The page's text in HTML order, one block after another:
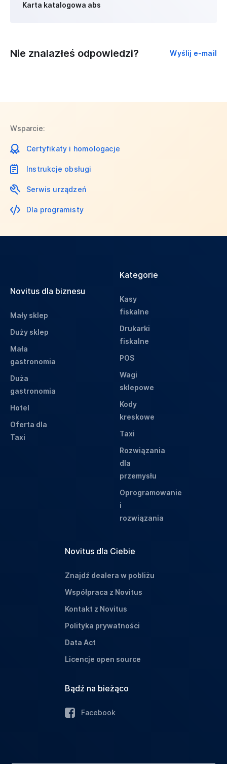
Karta katalogowa abs
Nie znalazłeś odpowiedzi? Wyślij e-mail
Wsparcie:
Certyfikaty i homologacje
Instrukcje obsługi
Serwis urządzeń
Dla programisty
Novitus dla biznesu
Mały sklep
Duży sklep
Mała
gastronomia
Duża
gastronomia
Hotel
Oferta dla
Taxi
Kategorie
Kasy
fiskalne
Drukarki
fiskalne
POS
Wagi
sklepowe
Kody
kreskowe
Taxi
Rozwiązania
dla
przemysłu
Oprogramowanie
i
rozwiązania
Novitus dla Ciebie
Znajdź dealera w pobliżu
Współpraca z Novitus
Kontakt z Novitus
Polityka prywatności
Data Act
Licencje open source
Bądź na bieżąco
Facebook